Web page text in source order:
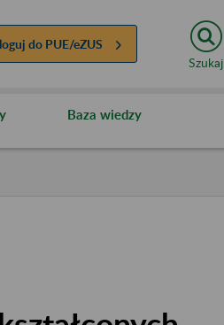
do PUE/eZUS
Szukaj
Baza wiedzy